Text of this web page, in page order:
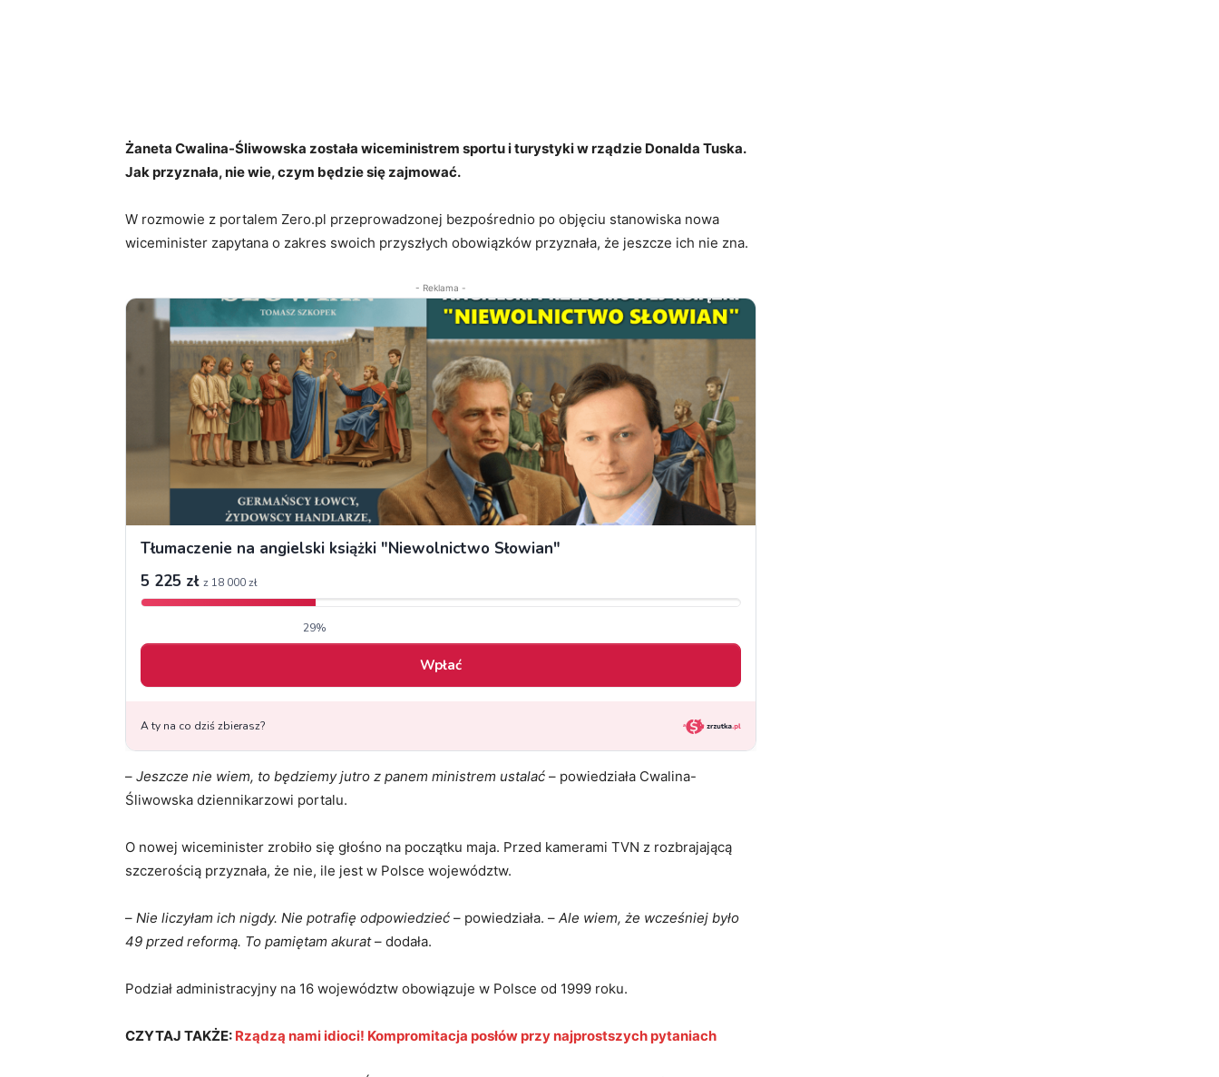
Żaneta Cwalina-Śliwowska została wiceministrem sportu i turystyki w rządzie Donalda Tuska.
Jak przyznała, nie wie, czym będzie się zajmować.
W rozmowie z portalem Zero.pl przeprowadzonej bezpośrednio po objęciu stanowiska nowa
wiceminister zapytana o zakres swoich przyszłych obowiązków przyznała, że jeszcze ich nie zna.
- Reklama -
– Jeszcze nie wiem, to będziemy jutro z panem ministrem ustalać – powiedziała Cwalina-
Śliwowska dziennikarzowi portalu.
O nowej wiceminister zrobiło się głośno na początku maja. Przed kamerami TVN z rozbrajającą
szczerością przyznała, że nie, ile jest w Polsce województw.
– Nie liczyłam ich nigdy. Nie potrafię odpowiedzieć – powiedziała. – Ale wiem, że wcześniej było
49 przed reformą. To pamiętam akurat– dodała.
Podział administracyjny na 16 województw obowiązuje w Polsce od 1999 roku.
CZYTAJ TAKŻE: Rządzą nami idioci! Kompromitacja posłów przy najprostszych pytaniach